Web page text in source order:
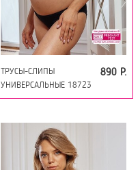
ТРУСЫ-СЛИПЫ
УНИВЕРСАЛЬНЫЕ 18723
ЧЁРНЫЙ
890 Р.